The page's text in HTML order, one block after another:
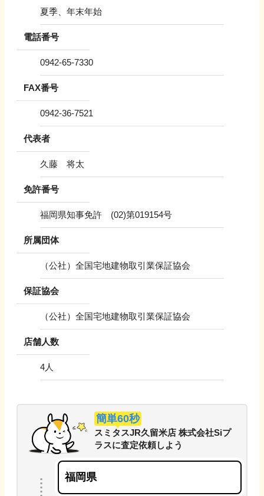
夏季、年末年始
電話番号
0942-65-7330
FAX番号
0942-36-7521
代表者
久藤 将太
免許番号
福岡県知事免許 (02)第019154号
所属団体
（公社）全国宅地建物取引業保証協会
保証協会
（公社）全国宅地建物取引業保証協会
店舗人数
4人
簡単60秒
スミタスJR久留米店 株式会社Siプ
ラスに査定依頼しよう